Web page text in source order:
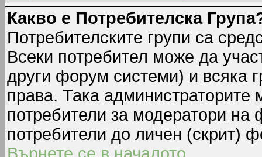
Какво е Потребителска
Потребителските групи са
Всеки потребител може да
други форум системи) и всяка
права. Така администраторите
потребители за модератори
потребители до личен (скрит)